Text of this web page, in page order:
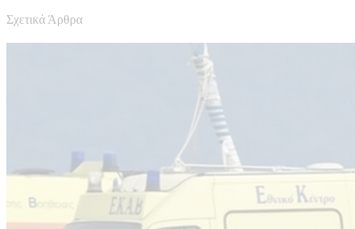
Σχετικά Άρθρα